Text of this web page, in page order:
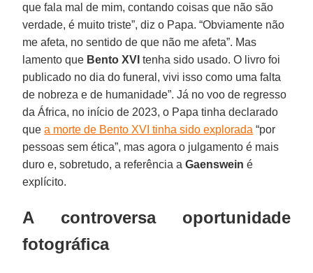
que fala mal de mim, contando coisas que não são
verdade, é muito triste”, diz o Papa. “Obviamente não
me afeta, no sentido de que não me afeta”. Mas
lamento que Bento XVI tenha sido usado. O livro foi
publicado no dia do funeral, vivi isso como uma falta
de nobreza e de humanidade”. Já no voo de regresso
da África, no início de 2023, o Papa tinha declarado
quea morte de Bento XVI tinha sido explorada “por
pessoas sem ética”, mas agora o julgamento é mais
duro e, sobretudo, a referência aGaenswein é
explícito.
A controversa oportunidade
fotográfica